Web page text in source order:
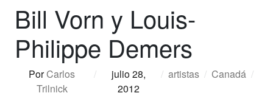
Bill Vorn y Louis-
Philippe Demers
PorCarlos
Trilnick
/
julio 28,
2012
/ artistas / Canadá /